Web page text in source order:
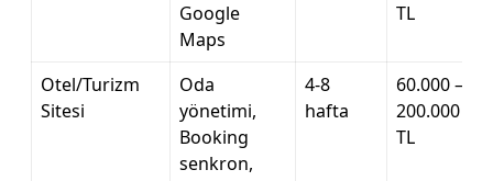
Google
Maps
TL
Otel/Turizm
Sitesi
Oda
yönetimi,
Booking
senkron,
4-8
hafta
60.000 –
200.000
TL